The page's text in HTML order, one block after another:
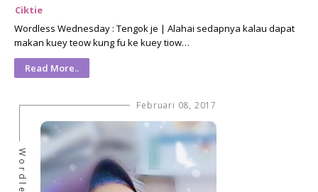
Ciktie
Wordless Wednesday : Tengok je | Alahai sedapnya kalau dapat
makan kuey teow kung fu ke kuey tiow…
Read More..
Februari 08, 2017
Wordless